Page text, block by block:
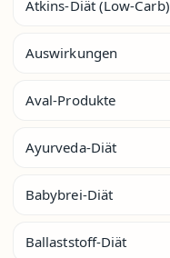
Atkins-Diät (Low-Carb)
Auswirkungen
Aval-Produkte
Ayurveda-Diät
Babybrei-Diät
Ballaststoff-Diät